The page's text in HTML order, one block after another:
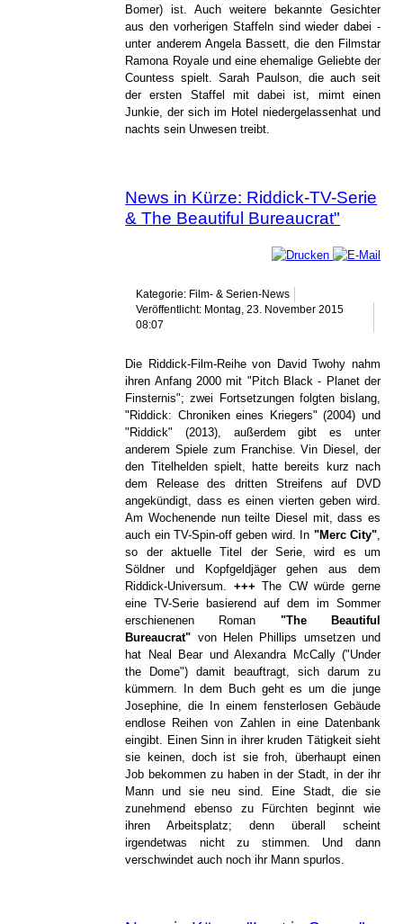
Bomer) ist. Auch weitere bekannte Gesichter
aus den vorherigen Staffeln sind wieder dabei -
unter anderem Angela Bassett, die den Filmstar
Ramona Royale und eine ehemalige Geliebte der
Countess spielt. Sarah Paulson, die auch seit
der ersten Staffel mit dabei ist, mimt einen
Junkie, der sich im Hotel niedergelassenhat und
nachts sein Unwesen treibt.
News in Kürze: Riddick-TV-Serie
& The Beautiful Bureaucrat"
Kategorie: Film- & Serien-News
Veröffentlicht: Montag, 23. November 2015
08:07
Die Riddick-Film-Reihe von David Twohy nahm
ihren Anfang 2000 mit "Pitch Black - Planet der
Finsternis"; zwei Fortsetzungen folgten bislang,
"Riddick: Chroniken eines Kriegers" (2004) und
"Riddick" (2013), außerdem gibt es unter
anderem Spiele zum Franchise. Vin Diesel, der
den Titelhelden spielt, hatte bereits kurz nach
dem Release des dritten Streifens auf DVD
angekündigt, dass es einen vierten geben wird.
Am Wochenende nun teilte Diesel mit, dass es
auch ein TV-Spin-off geben wird. In "Merc City"
so der aktuelle Titel der Serie, wird es um
Söldner und Kopfgeldjäger gehen aus dem
Riddick-Universum. +++The CW würde gerne
eine TV-Serie basierend auf dem im Sommer
erschienenen Roman "The Beautiful
Bureaucrat" von Helen Phillips umsetzen und
hat Neal Bear und Alexandra McCally ("Under
the Dome") damit beauftragt, sich darum zu
kümmern. In dem Buch geht es um die junge
Josephine, die In einem fensterlosen Gebäude
endlose Reihen von Zahlen in eine Datenbank
eingibt. Einen Sinn in ihrer kruden Tätigkeit sieht
sie keinen, doch ist sie froh, überhaupt einen
Job bekommen zu haben in der Stadt, in der ihr
Mann und sie neu sind. Eine Stadt, die sie
zunehmend ebenso zu Fürchten beginnt wie
ihren Arbeitsplatz; denn überall scheint
irgendetwas nicht zu stimmen. Und dann
verschwindet auch noch ihr Mann spurlos.